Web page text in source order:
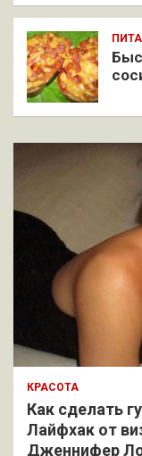
КРАСОТА
Как сделать
Лайфхак от
Дженнифер